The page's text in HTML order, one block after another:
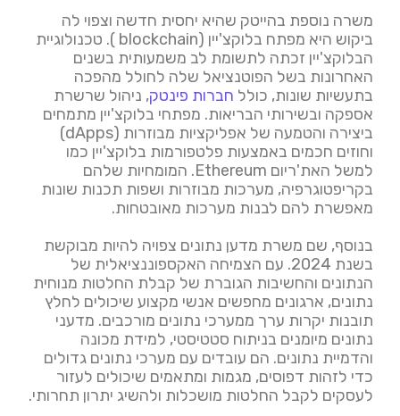
משרה נוספת בהייטק שהיא יחסית חדשה וצפוי לה
ביקוש היא מפתח בלוקצ'יין (blockchain ). טכנולוגיית
הבלוקצ'יין זכתה לתשומת לב משמעותית בשנים
האחרונות בשל הפוטנציאל שלה לחולל מהפכה
בתעשיות שונות, כולל חברות פינטק, ניהול שרשרת
אספקה ובשירותי הבריאות. מפתחי בלוקצ'יין מתמחים
ביצירה והטמעה של אפליקציות מבוזרות (dApps)
וחוזים חכמים באמצעות פלטפורמות בלוקצ'יין כמו
למשל האת'ריום Ethereum. המומחיות שלהם
בקריפטוגרפיה, מערכות מבוזרות ושפות תכנות שונות
מאפשרת להם לבנות מערכות מאובטחות.
בנוסף, שם משרת מדען נתונים צפויה להיות מבוקשת
בשנת 2024. עם הצמיחה האקספוננציאלית של
הנתונים והחשיבות הגוברת של קבלת החלטות מנוחית
נתונים, ארגונים מחפשים אנשי מקצוע שיכולים לחלץ
תובנות יקרות ערך ממערכי נתונים מורכבים. מדעני
נתונים מיומנים בניתוח סטטיסטי, למידת מכונה
והדמיית נתונים. הם עובדים עם מערכי נתונים גדולים
כדי לזהות דפוסים, מגמות ומתאמים שיכולים לעזור
לעסקים לקבל החלטות מושכלות ולהשיג יתרון תחרותי.